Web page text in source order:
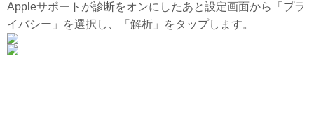
Appleサポートが診断をオンにしたあと設定画面から「プラ
イバシー」を選択し、「解析」をタップします。